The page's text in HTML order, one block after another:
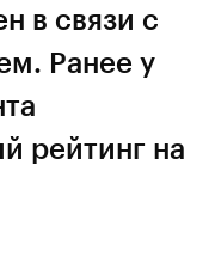
в связи с
Ранее у
рейтинг на